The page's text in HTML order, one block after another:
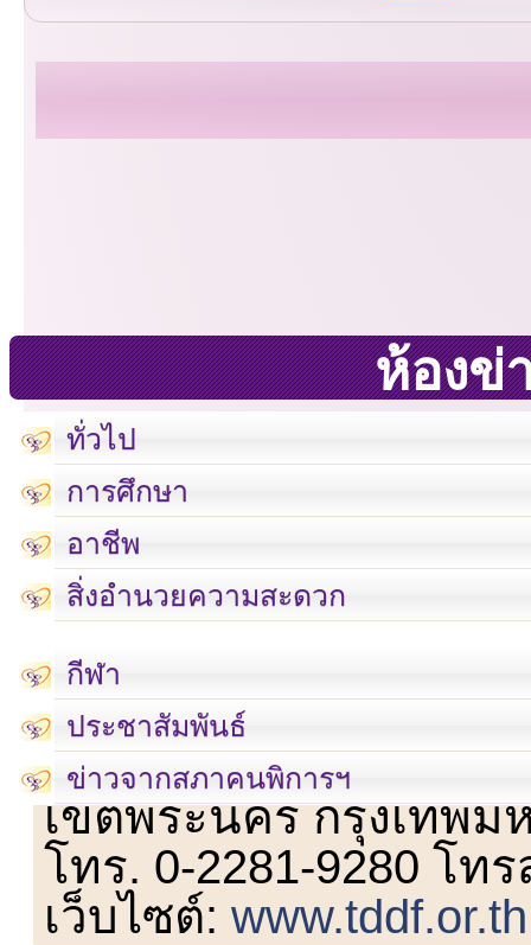
ห้องข่
ทั่วไป
การศึกษา
อาชีพ
สิ่งอำนวยความสะดวก
กีฬา
ประชาสัมพันธ์
ข่าวจากสภาคนพิการฯ
เลขที่ 23 ชั้น 2 ถนนวิ
เขตพระนคร กรุงเทพม
โทร. 0-2281-9280 โท
เว็บไซต์:www.tddf.or.th